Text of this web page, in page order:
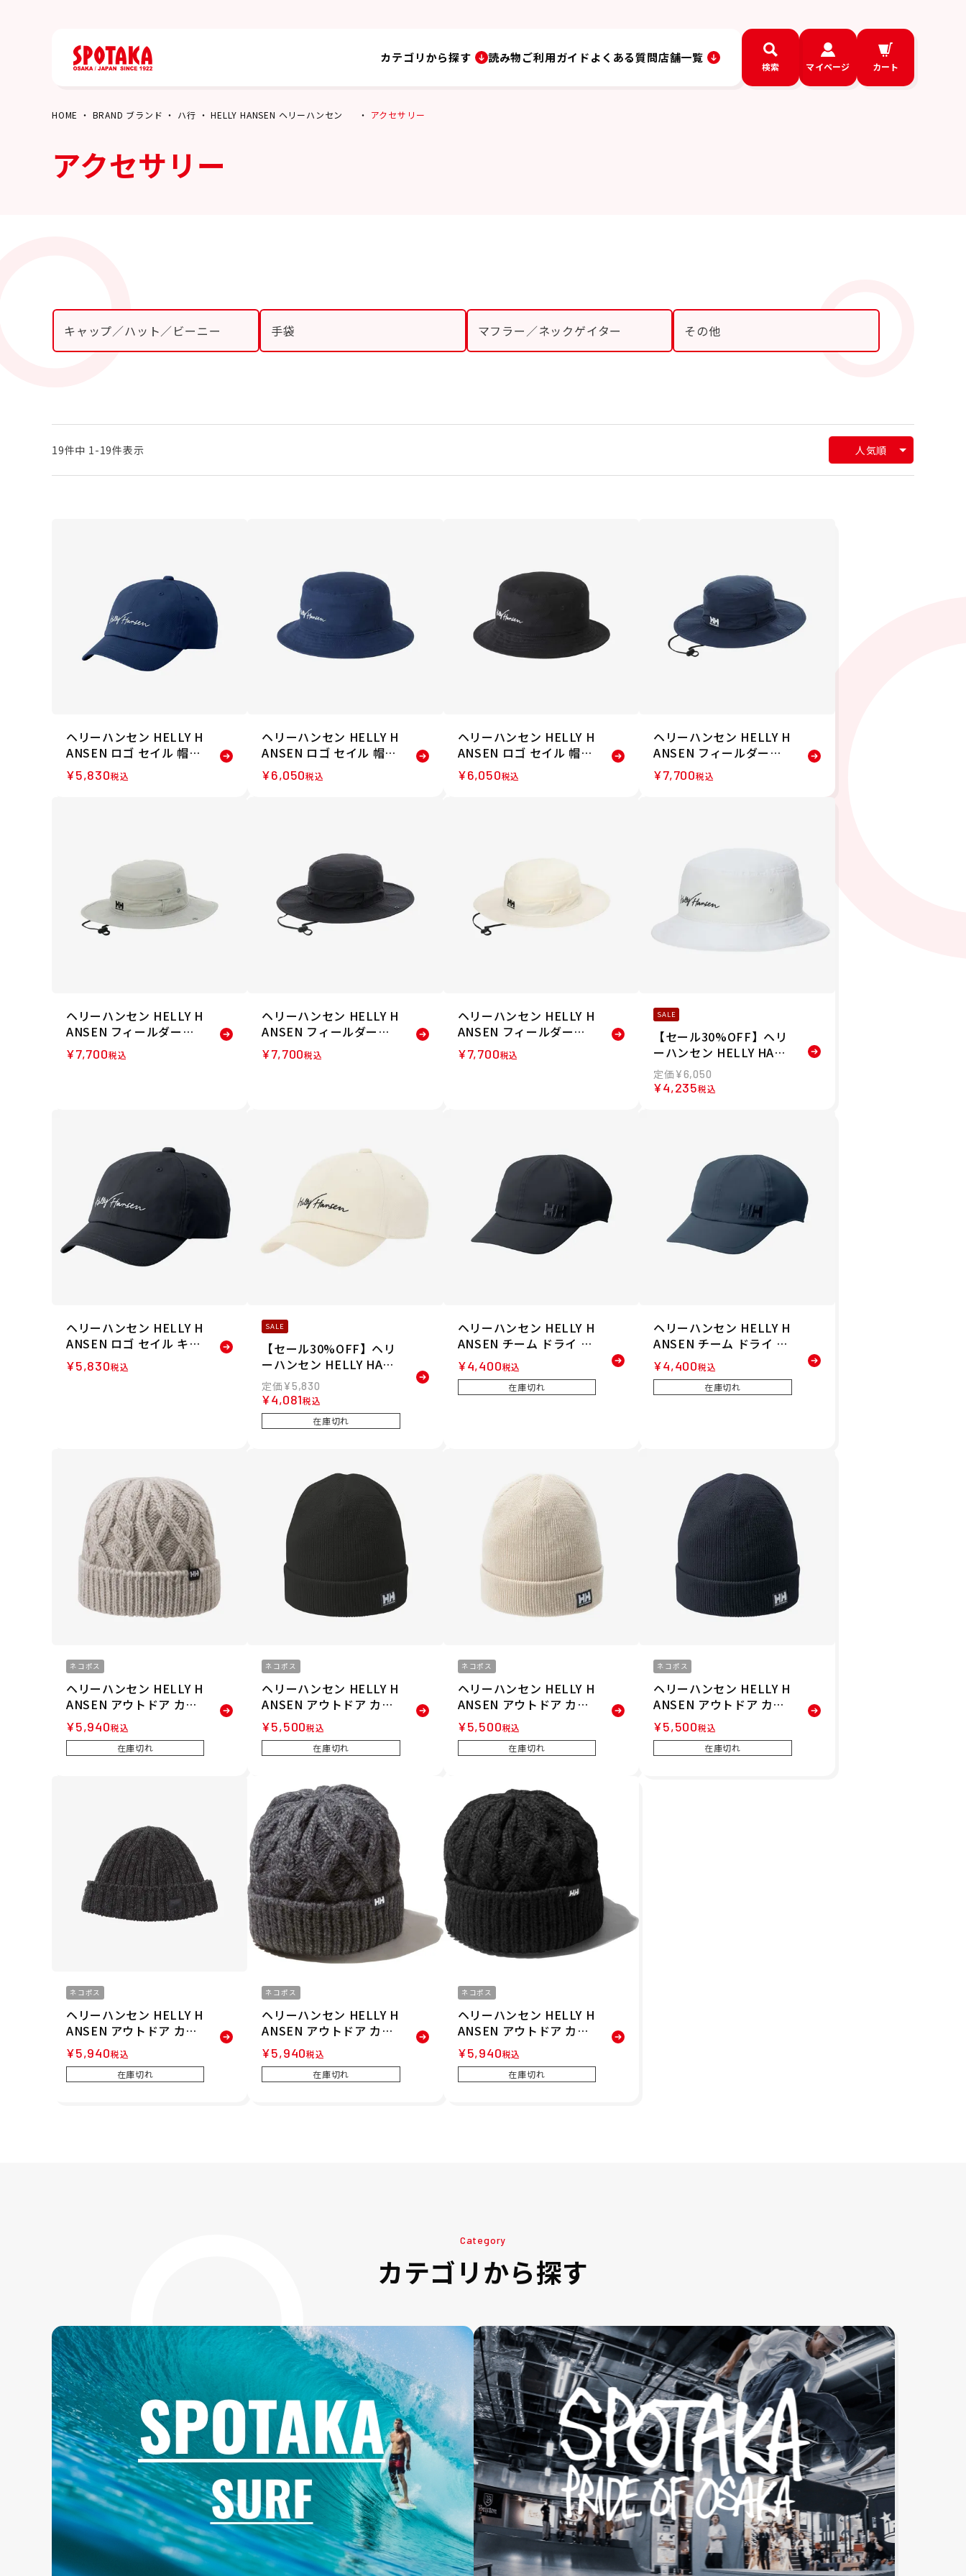
カテゴリから探す 読み物ご利用ガイドよくある質問店舗一覧
検索 マイページ カート
HOME BRAND ブランド ハ行 HELLY HANSEN ヘリーハンセン アクセサリー
アクセサリー
キャップ／ハット／ビーニー 手袋 マフラー／ネックゲイター その他
人気順
19件中 1 -19件表示
ヘリーハンセン HELLY H
ANSEN ロゴ セイル 帽子
キャップ HC92430-ON 2
6SS 春夏
¥5,830税込
ヘリーハンセン HELLY H
ANSEN ロゴ セイル 帽子
ハット HC92431-ON 26
SS 春夏
¥6,050税込
ヘリーハンセン HELLY H
ANSEN ロゴ セイル 帽子
ハット HC92431-K 26SS
春夏
¥6,050税込
ヘリーハンセン HELLY H
ANSEN フィールダーハ
ット 帽子 ハット HC9264
4-ON 26SS
¥7,700税込
ヘリーハンセン HELLY H
ANSEN フィールダーハ
ット 帽子 ハット HC9264
4-OG 26SS
¥7,700税込
ヘリーハンセン HELLY H
ANSEN フィールダーハ
ット 帽子 ハット HC9264
4-K 26SS
¥7,700税込
ヘリーハンセン HELLY H
ANSEN フィールダーハ
ット 帽子 ハット HC9264
4-IV 26SS
¥7,700税込
SALE
【セール30%OFF】ヘリ
ーハンセン HELLY HANS
EN ロゴセイルハット 帽
子 ハット HC92431-CW
¥6,050
¥4,235税込
ヘリーハンセン HELLY H
ANSEN ロゴ セイル キャ
ップ LOGO SAIL CAP 帽
子 キャップ HC92430-K
¥5,830税込
SALE
【セール30%OFF】ヘリ
ーハンセン HELLY HANS
EN ロゴセイルキャップ
帽子 キャップ HC92430-
IV 26SS
¥5,830
¥4,081税込
在庫切れ
ヘリーハンセン HELLY H
ANSEN チーム ドライ キ
ャップ TEAM DRY CAP
帽子 キャップ HC92555-
K 26SS 春夏
¥4,400税込
在庫切れ
ヘリーハンセン HELLY H
ANSEN チーム ドライ キ
ャップ TEAM DRY CAP
帽子 キャップ HC92555-
DN 26SS 春夏
¥4,400税込
在庫切れ
ネコポス
ヘリーハンセン HELLY H
ANSEN アウトドア カジ
ュアル 帽子 ニット帽 ビ
ーニー ケーブルビーニー
CABLE BEANIE HC9185
¥5,940税込
在庫切れ
ネコポス
ヘリーハンセン HELLY H
ANSEN アウトドア カジ
ュアル 帽子 ニット帽 ビ
ーニー プレーン ビーニー
PLAIN BEANIE HC9259
ニセックス 25FW 秋冬
¥5,500税込
在庫切れ
ネコポス
ヘリーハンセン HELLY H
ANSEN アウトドア カジ
ュアル 帽子 ニット帽 ビ
ーニー プレーン ビーニー
PLAIN BEANIE HC9259
¥5,500税込
在庫切れ
ネコポス
ヘリーハンセン HELLY H
ANSEN アウトドア カジ
ュアル 帽子 ニット帽 ビ
ーニー プレーン ビーニー
PLAIN BEANIE HC9259
¥5,500税込
在庫切れ
ネコポス
ヘリーハンセン HELLY H
ANSEN アウトドア カジ
ュアル 帽子 ニット帽 ビ
ーニー バルキー ビーニー
HC92252-KZ メンズ レ
¥5,940税込
在庫切れ
ネコポス
ヘリーハンセン HELLY H
ANSEN アウトドア カジ
ュアル 帽子 ニット帽 ビ
ーニー ケーブル ビーニー
HC91856-Z メンズ レデ
¥5,940税込
在庫切れ
ネコポス
ヘリーハンセン HELLY H
ANSEN アウトドア カジ
ュアル 帽子 ニット帽 ビ
ーニー ケーブル ビーニー
HC91856-K メンズ レデ
¥5,940税込
在庫切れ
Category
カテゴリから探す